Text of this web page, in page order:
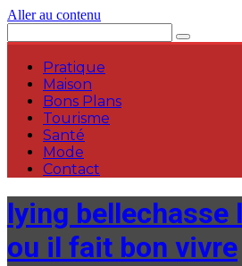
Aller au contenu
Pratique
Maison
Bons Plans
Tourisme
Santé
Mode
Contact
lying bellechasse
ou il fait bon vivre